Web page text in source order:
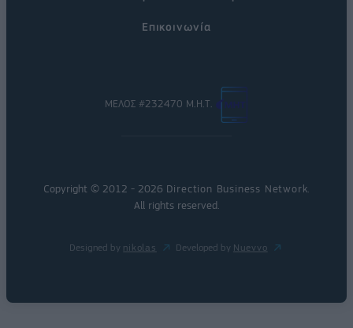
Επικοινωνία
ΜΕΛΟΣ #232470 Μ.Η.Τ.
Copyright © 2012 - 2026 Direction Business Network
All rights reserved.
Designed by nikolas Developed by Nuevvo